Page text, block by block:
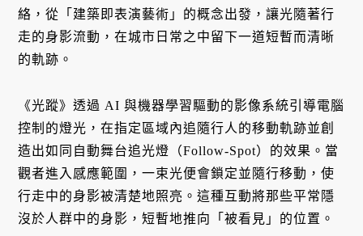
絡，從「建築即表演藝術」的概念出發，讓光隨著行
走的身影流動，在城市日常之中留下一道短暫而清晰
的軌跡。
《光蹤》透過 AI 與機器學習驅動的影像系統引導電腦
控制的燈光，在指定區域內追隨行人的移動軌跡並創
造出如同自動舞台追光燈（Follow-Spot）的效果。當
觀者進入感應範圍，一束光便會鎖定並隨行移動，使
行走中的身影被清楚地照亮。這種互動將那些平常隱
沒於人群中的身影，短暫地推向「被看見」的位置。